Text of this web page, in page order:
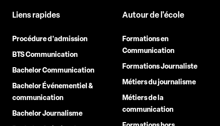
Liens rapides
Procédure d'admission
BTS Communication
Bachelor Communication
Bachelor Événementiel &
communication
Bachelor Journalisme
Autour de l'école
Formations en
Communication
Formations Journaliste
Métiers du journalisme
Métiers de la
communication